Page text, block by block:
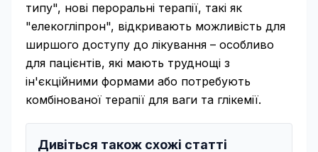
типу", нові пероральні терапії, такі як
"елекогліпрон", відкривають можливість для
ширшого доступу до лікування – особливо
для пацієнтів, які мають труднощі з
ін'єкційними формами або потребують
комбінованої терапії для ваги та глікемії.
Дивіться також схожі статті